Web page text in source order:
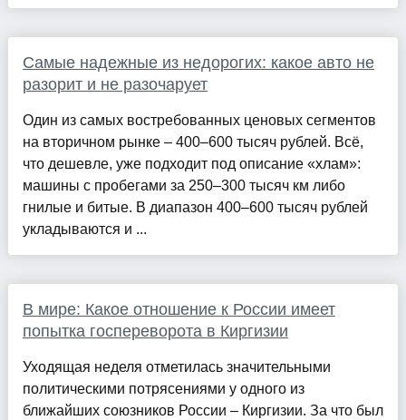
Самые надежные из недорогих: какое авто не
разорит и не разочарует
Один из самых востребованных ценовых сегментов
на вторичном рынке – 400–600 тысяч рублей. Всё,
что дешевле, уже подходит под описание «хлам»:
машины с пробегами за 250–300 тысяч км либо
гнилые и битые. В диапазон 400–600 тысяч рублей
укладываются и ...
В мире: Какое отношение к России имеет
попытка госпереворота в Киргизии
Уходящая неделя отметилась значительными
политическими потрясениями у одного из
ближайших союзников России – Киргизии. За что был